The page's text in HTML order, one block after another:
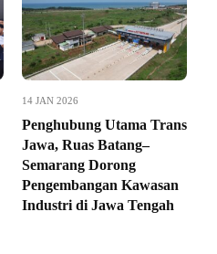
14 JAN 2026
Penghubung Utama Trans
Jawa, Ruas Batang–
Semarang Dorong
Pengembangan Kawasan
Industri di Jawa Tengah